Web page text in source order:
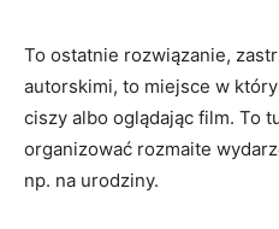
To ostatnie rozwiązanie,
autorskimi, to miejsce w
ciszy albo oglądając film. To
organizować rozmaite
np. na urodziny.